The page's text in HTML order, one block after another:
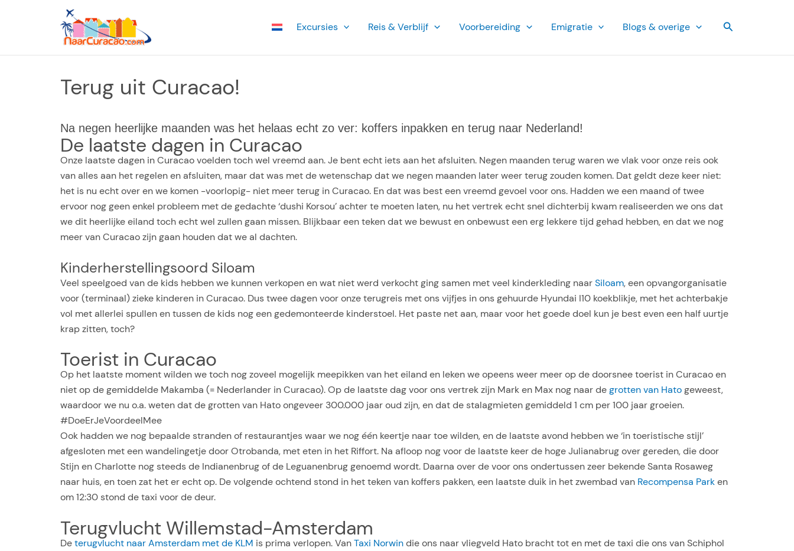
inhoud
Ex­cursies Reis & Verblijf Voorbereiding Emi­gratie Blogs & overige Zoeken
Terug uit Curacao!
Na negen heerlijke maanden was het helaas echt zo ver: koffers inpakken en terug naar Nederland!
De laatste dagen in Curacao
Onze laatste dagen in Curacao voelden toch wel vreemd aan. Je bent echt iets aan het afsluiten. Negen maanden terug waren we vlak voor onze reis ook
van alles aan het regelen en afsluiten, maar dat was met de wetenschap dat we negen maanden later weer terug zouden komen. Dat geldt deze keer niet:
het is nu echt over en we komen -voorlopig- niet meer terug in Curacao. En dat was best een vreemd gevoel voor ons. Hadden we een maand of twee
ervoor nog geen enkel probleem met de gedachte ‘dushi Korsou’ achter te moeten laten, nu het vertrek echt snel dichterbij kwam realiseerden we ons dat
we dit heerlijke eiland toch echt wel zullen gaan missen. Blijkbaar een teken dat we bewust en onbewust een erg lekkere tijd gehad hebben, en dat we nog
meer van Curacao zijn gaan houden dat we al dachten.
Kinderherstellingsoord Siloam
Veel speelgoed van de kids hebben we kunnen verkopen en wat niet werd verkocht ging samen met veel kinderkleding naarSiloam, een opvangorganisatie
voor (terminaal) zieke kinderen in Curacao. Dus twee dagen voor onze terugreis met ons vijfjes in ons gehuurde Hyundai I10 koekblikje, met het achterbakje
vol met allerlei spullen en tussen de kids nog een gedemonteerde kinderstoel. Het paste net aan, maar voor het goede doel kun je best even een half uurtje
krap zitten, toch?
Toerist in Curacao
Op het laatste moment wilden we toch nog zoveel mogelijk meepikken van het eiland en leken we opeens weer meer op de doorsnee toerist in Curacao en
niet op de gemiddelde Makamba (= Nederlander in Curacao). Op de laatste dag voor ons vertrek zijn Mark en Max nog naar degrotten van Hatogeweest,
waardoor we nu o.a. weten dat de grotten van Hato ongeveer 300.000 jaar oud zijn, en dat de stalagmieten gemiddeld 1 cm per 100 jaar groeien.
#DoeErJeVoordeelMee
Ook hadden we nog bepaalde stranden of restaurantjes waar we nog één keertje naar toe wilden, en de laatste avond hebben we ‘in toeristische stijl’
afgesloten met een wandelingetje door Otrobanda, met eten in het Riffort. Na afloop nog voor de laatste keer de hoge Julianabrug over gereden, die door
Stijn en Charlotte nog steeds de Indianenbrug of de Leguanenbrug genoemd wordt. Daarna over de voor ons ondertussen zeer bekende Santa Rosaweg
naar huis, en toen zat het er echt op. De volgende ochtend stond in het teken van koffers pakken, een laatste duik in het zwembad van Recompensa Parken
om 12:30 stond de taxi voor de deur.
Terugvlucht Willemstad-Amsterdam
Deterugvlucht naar Amsterdam met de KLM is prima verlopen. VanTaxi Norwindie ons naar vliegveld Hato bracht tot en met de taxi die ons van Schiphol